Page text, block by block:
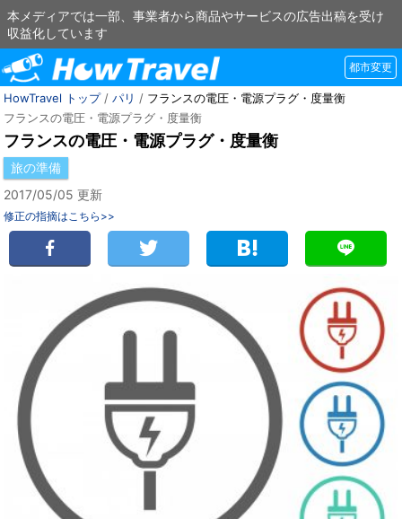
本メディアでは一部、事業者から商品やサービスの広告出稿を受け
収益化しています
都市変更
HowTravel トップ/ パリ / フランスの電圧・電源プラグ・度量衡
フランスの電圧・電源プラグ・度量衡
フランスの電圧・電源プラグ・度量衡
旅の準備
2017/05/05 更新
修正の指摘はこちら>>